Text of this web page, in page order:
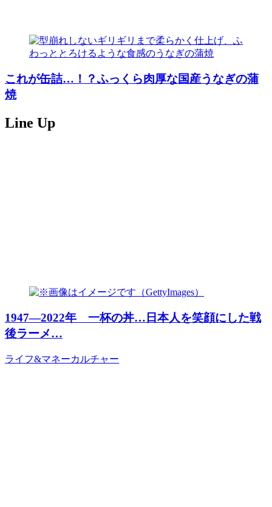
これが缶詰…！？ふっくら肉厚な国産うなぎの蒲
焼
Line Up
1947―2022年 一杯の丼…日本人を笑顔にした戦
後ラーメ…
ライフ&マネーカルチャー